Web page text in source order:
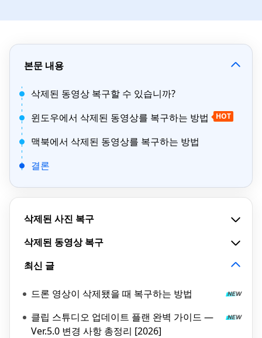
본문 내용
삭제된 동영상 복구할 수 있습니까?
윈도우에서 삭제된 동영상를 복구하는 방법
HOT
맥북에서 삭제된 동영상를 복구하는 방법
결론
삭제된 사진 복구
삭제된 동영상 복구
최신 글
드론 영상이 삭제됐을 때 복구하는 방법
클립 스튜디오 업데이트 플랜 완벽 가이드 —
Ver.5.0 변경 사항 총정리 [2026]